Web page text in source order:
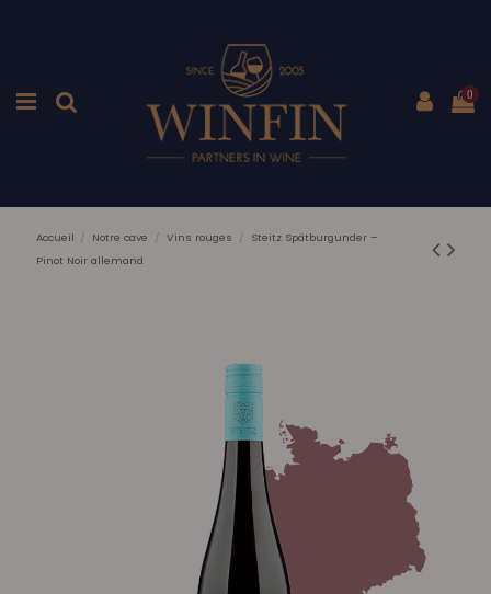
0
Accueil Notre cave Vins rouges
Steitz Spätburgunder –
Pinot Noir allemand